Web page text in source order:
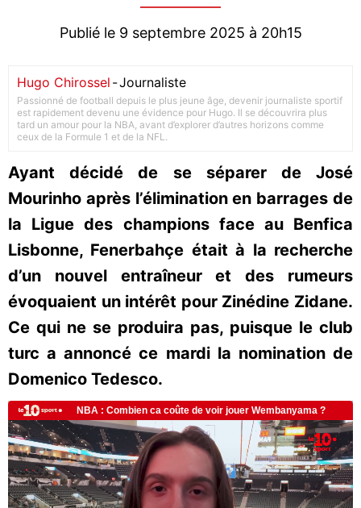
Publié le 9 septembre 2025 à 20h15
Hugo Chirossel -Journaliste
Passionné de football depuis le plus jeune âge, devenir journaliste sportif
est rapidement devenu une évidence pour Hugo. Il se découvrira plus
tard un amour pour la NBA, avant d’explorer d’autres horizons comme
ceux de la Formule 1 et de la NFL.
Ayant décidé de se séparer de José
Mourinho après l’élimination en barrages de
la Ligue des champions face au Benfica
Lisbonne, Fenerbahçe était à la recherche
d’un nouvel entraîneur et des rumeurs
évoquaient un intérêt pour Zinédine Zidane.
Ce qui ne se produira pas, puisque le club
turc a annoncé ce mardi la nomination de
Domenico Tedesco.